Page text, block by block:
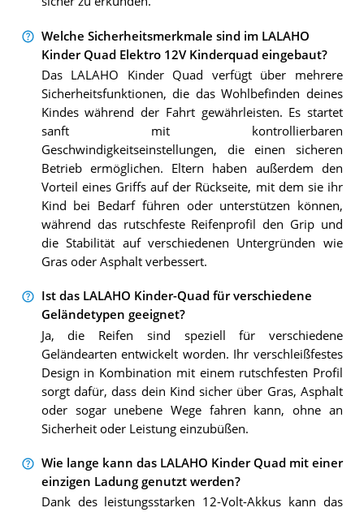
Welche Sicherheitsmerkmale sind im LALAHO
Kinder Quad Elektro 12V Kinderquad eingebaut?
Das LALAHO Kinder Quad verfügt über mehrere
Sicherheitsfunktionen, die das Wohlbefinden deines
Kindes während der Fahrt gewährleisten. Es startet
sanft mit kontrollierbaren
Geschwindigkeitseinstellungen, die einen sicheren
Betrieb ermöglichen. Eltern haben außerdem den
Vorteil eines Griffs auf der Rückseite, mit dem sie ihr
Kind bei Bedarf führen oder unterstützen können,
während das rutschfeste Reifenprofil den Grip und
die Stabilität auf verschiedenen Untergründen wie
Gras oder Asphalt verbessert.
Ist das LALAHO Kinder-Quad für verschiedene
Geländetypen geeignet?
Ja, die Reifen sind speziell für verschiedene
Geländearten entwickelt worden. Ihr verschleißfestes
Design in Kombination mit einem rutschfesten Profil
sorgt dafür, dass dein Kind sicher über Gras, Asphalt
oder sogar unebene Wege fahren kann, ohne an
Sicherheit oder Leistung einzubüßen.
Wie lange kann das LALAHO Kinder Quad mit einer
einzigen Ladung genutzt werden?
Dank des leistungsstarken 12-Volt-Akkus kann das